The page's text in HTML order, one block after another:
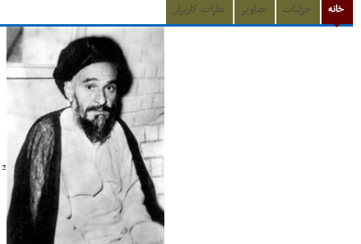
خانه جزئیات تصاویر نظرات کاربران
2